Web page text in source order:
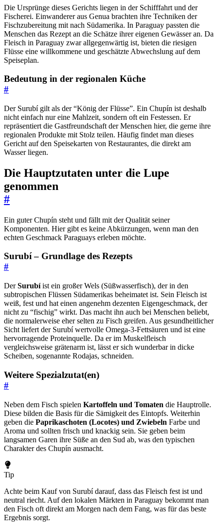
Die Ursprünge dieses Gerichts liegen in der Schifffahrt und der
Fischerei. Einwanderer aus Genua brachten ihre Techniken der
Fischzubereitung mit nach Südamerika. In Paraguay passten die
Menschen das Rezept an die Schätze ihrer eigenen Gewässer an. Da
Fleisch in Paraguay zwar allgegenwärtig ist, bieten die riesigen
Flüsse eine willkommene und geschätzte Abwechslung auf dem
Speiseplan.
Bedeutung in der regionalen Küche
#
Der Surubí gilt als der “König der Flüsse”. Ein Chupín ist deshalb
nicht einfach nur eine Mahlzeit, sondern oft ein Festessen. Er
repräsentiert die Gastfreundschaft der Menschen hier, die gerne ihre
regionalen Produkte mit Stolz teilen. Häufig findet man dieses
Gericht auf den Speisekarten von Restaurantes, die direkt am
Wasser liegen.
Die Hauptzutaten unter die Lupe
genommen
#
Ein guter Chupín steht und fällt mit der Qualität seiner
Komponenten. Hier gibt es keine Abkürzungen, wenn man den
echten Geschmack Paraguays erleben möchte.
Surubí – Grundlage des Rezepts
#
DerSurubíist ein großer Wels (Süßwasserfisch), der in den
subtropischen Flüssen Südamerikas beheimatet ist. Sein Fleisch ist
weiß, fest und hat einen angenehm dezenten Eigengeschmack, der
nicht zu “fischig” wirkt. Das macht ihn auch bei Menschen beliebt,
die normalerweise eher selten zu Fisch greifen. Aus gesundheitlicher
Sicht liefert der Surubí wertvolle Omega-3-Fettsäuren und ist eine
hervorragende Proteinquelle. Da er im Muskelfleisch
vergleichsweise grätenarm ist, lässt er sich wunderbar in dicke
Scheiben, sogenannte Rodajas, schneiden.
Weitere Spezialzutat(en)
#
Neben dem Fisch spielen Kartoffeln und Tomaten die Hauptrolle.
Diese bilden die Basis für die Sämigkeit des Eintopfs. Weiterhin
geben die Paprikaschoten (Locotes) und Zwiebeln Farbe und
Aroma und sollten frisch und knackig sein. Sie geben beim
langsamen Garen ihre Süße an den Sud ab, was den typischen
Charakter des Chupín ausmacht.
Tip
Achte beim Kauf von Surubí darauf, dass das Fleisch fest ist und
neutral riecht. Auf den lokalen Märkten in Paraguay bekommt man
den Fisch oft direkt am Morgen nach dem Fang, was für das beste
Ergebnis sorgt.